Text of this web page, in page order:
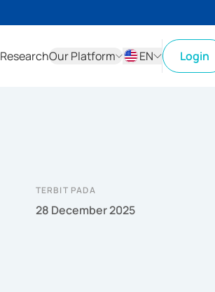
ResearchOur Platform
EN
Login
TERBIT PADA
28 December 2025